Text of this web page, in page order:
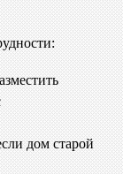
дом старой